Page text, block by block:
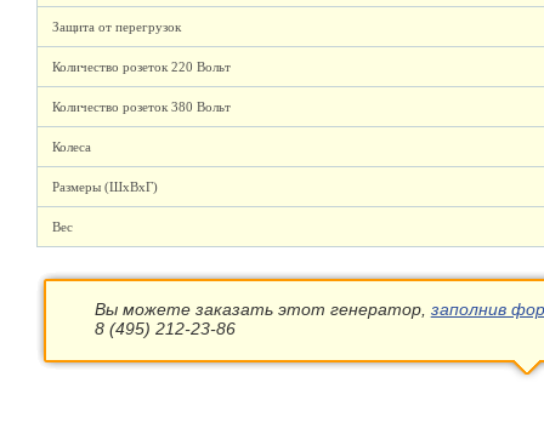
Защита от перегрузок
Количество розеток 220 Вольт
Количество розеток 380 Вольт
Колеса
Размеры (ШхВхГ)
Вес
Вы можете заказать этот генератор, заполнив
8 (495) 212-23-86